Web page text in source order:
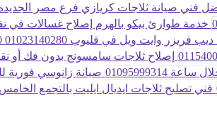
فني صيانة ثلاجات كريازي فرع مصر الجديدة
خدمة طوارئ بيكو بالهرم إصلاح غسالات في نفس اليوم
فريزر وايت ويل في قليوب 01023140280
إصلاح ثلاجات سامسونج بدون فك أو نقل خدمة
صيانة زانوسي فورية
فني تصليح ثلاجات ايديال ايليت بالتجمع الخامس منزلي